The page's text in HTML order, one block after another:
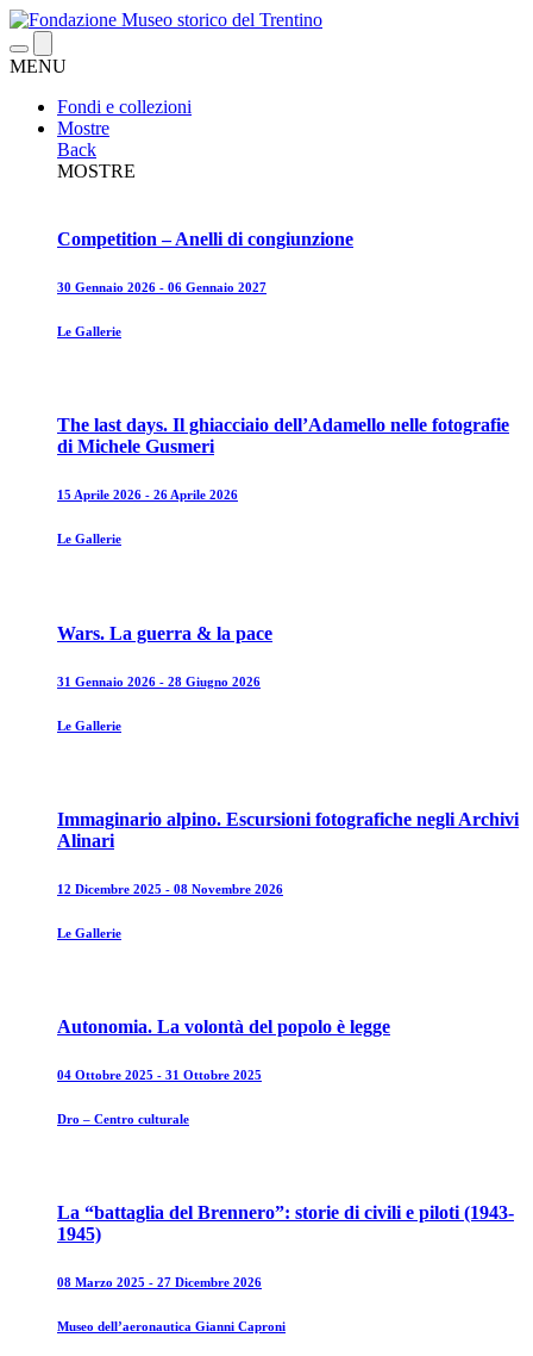
MENU
Fondi e collezioni
Mostre
Back
MOSTRE
Competition – Anelli di congiunzione
30 Gennaio 2026 - 06 Gennaio 2027
Le Gallerie
The last days. Il ghiacciaio dell’Adamello nelle fotografie
di Michele Gusmeri
15 Aprile 2026 - 26 Aprile 2026
Le Gallerie
Wars. La guerra & la pace
31 Gennaio 2026 - 28 Giugno 2026
Le Gallerie
Immaginario alpino. Escursioni fotografiche negli Archivi
Alinari
12 Dicembre 2025 - 08 Novembre 2026
Le Gallerie
Autonomia. La volontà del popolo è legge
04 Ottobre 2025 - 31 Ottobre 2025
Dro – Centro culturale
La “battaglia del Brennero”: storie di civili e piloti (1943-
1945)
08 Marzo 2025 - 27 Dicembre 2026
Museo dell’aeronautica Gianni Caproni